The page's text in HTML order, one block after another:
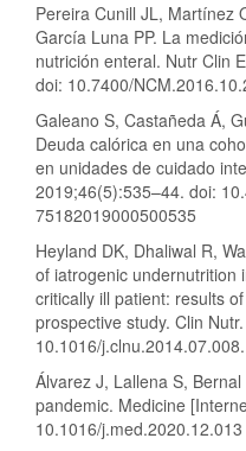
Pereira Cunill JL, Martínez
García Luna PP. La
nutrición enteral. Nutr Clin
doi: 10.7400/
Galeano S, Castañeda Á,
Deuda calórica en una
en unidades de cuidado
2019;46(5):535–44. doi:
75182019000500535
Heyland DK, Dhaliwal R,
of iatrogenic undernutrition
critically ill patient: results
prospective study. Clin
10.1016/j.clnu.2014.07.008.
Álvarez J, Lallena S,
pandemic. Medicine
10.1016/j.med.2020.12.013